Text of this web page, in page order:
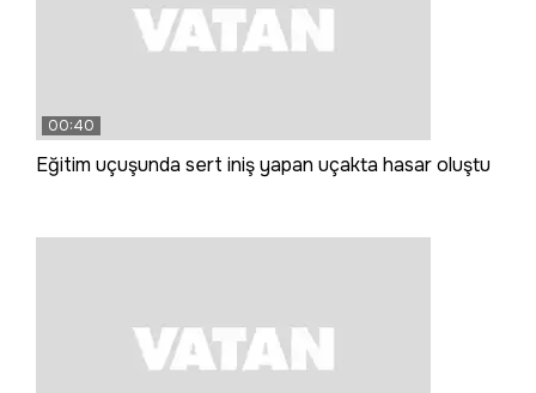
00:40
Eğitim uçuşunda sert iniş yapan uçakta hasar oluştu